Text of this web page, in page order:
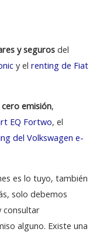
y seguros del
y el renting de Fiat
emisión,
EQ Fortwo, el
del Volkswagen e-
es lo tuyo, también
solo debemos
consultar
alguno. Existe una